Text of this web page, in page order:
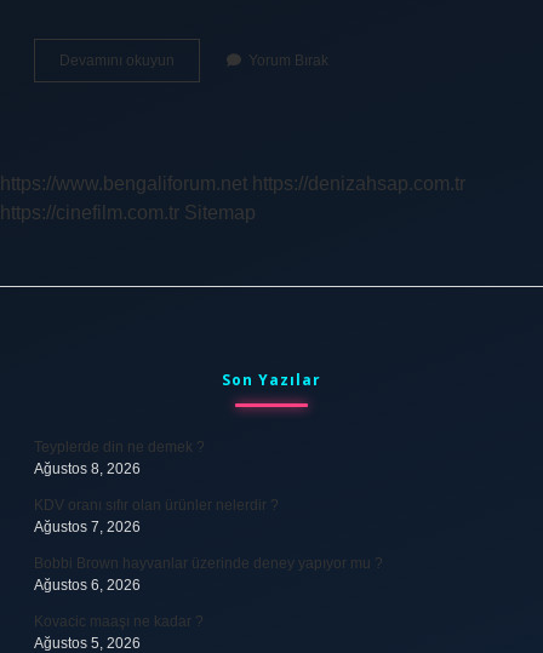
Devamını okuyun
Ne
Yorum Bırak
https://www.bengaliforum.net https://denizahsap.com.tr
https://cinefilm.com.tr Sitemap
Son Yazılar
Teyplerde din ne demek ?
Ağustos 8, 2026
KDV oranı sıfır olan ürünler nelerdir ?
Ağustos 7, 2026
Bobbi Brown hayvanlar üzerinde deney yapıyor mu ?
Ağustos 6, 2026
Kovacic maaşı ne kadar ?
Ağustos 5, 2026